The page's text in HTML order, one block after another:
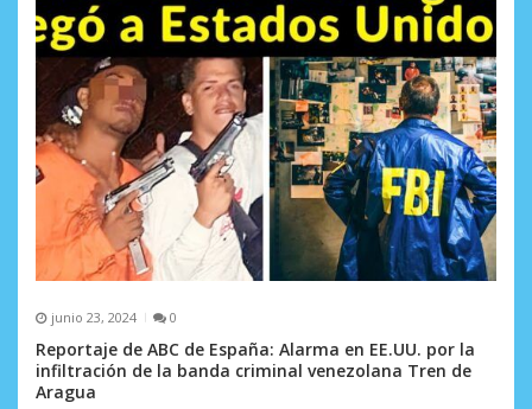
junio 23, 2024 0
Reportaje de ABC de España: Alarma en EE.UU. por la
infiltración de la banda criminal venezolana Tren de
Aragua